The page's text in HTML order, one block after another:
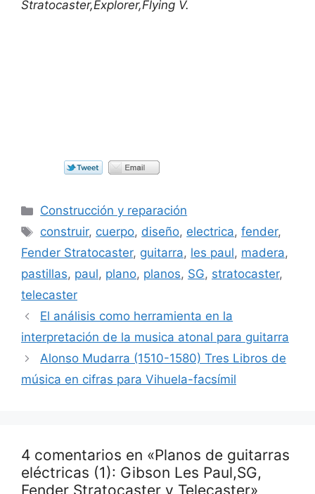
Stratocaster,Explorer,Flying V.
Categorías
Construcción y reparación
Etiquetas
construir, cuerpo, diseño, electrica,fender,
Fender Stratocaster, guitarra, les paul, madera,
pastillas, paul, plano, planos, SG, stratocaster,
telecaster
El análisis como herramienta en la
interpretación de la musica atonal para guitarra
Alonso Mudarra (1510-1580) Tres Libros de
música en cifras para Vihuela-facsímil
4 comentarios en «Planos de guitarras
eléctricas (1): Gibson Les Paul,SG,
Fender Stratocaster y Telecaster»